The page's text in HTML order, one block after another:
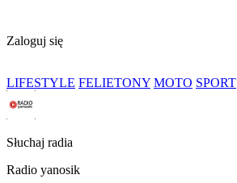
Zaloguj się
LIFESTYLE FELIETONY MOTO SPORT
Słuchaj radia
Radio yanosik